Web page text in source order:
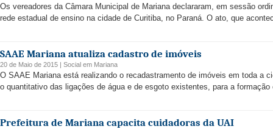
Os vereadores da Câmara Municipal de Mariana declararam, em sessão
rede estadual de ensino na cidade de Curitiba, no Paraná. O ato, que
SAAE Mariana atualiza cadastro de imóveis
20 de Maio de 2015 | Social em Mariana
O SAAE Mariana está realizando o recadastramento de imóveis em toda a
o quantitativo das ligações de água e de esgoto existentes, para a
Prefeitura de Mariana capacita cuidadoras da UAI